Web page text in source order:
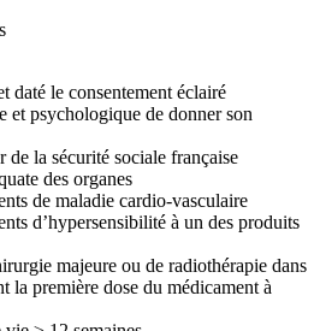
daté le consentement éclairé
et psychologique de donner son
la sécurité sociale française
des organes
de maladie cardio-vasculaire
d’hypersensibilité à un des produits
majeure ou de radiothérapie dans
la première dose du médicament à